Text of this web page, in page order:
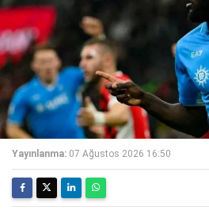
Yayınlanma: 07 Ağustos 2026 16:50